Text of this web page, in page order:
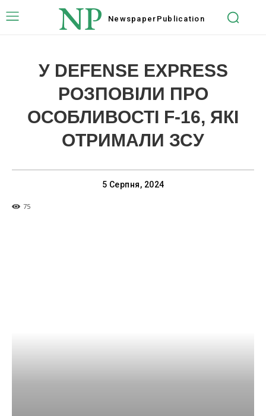
NP Newspaper Publication
У DEFENSE EXPRESS
РОЗПОВІЛИ ПРО
ОСОБЛИВОСТІ F-16, ЯКІ
ОТРИМАЛИ ЗСУ
5 Серпня, 2024
75